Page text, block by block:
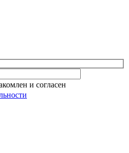
и согласен